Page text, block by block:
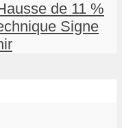
de 11 %
Signe